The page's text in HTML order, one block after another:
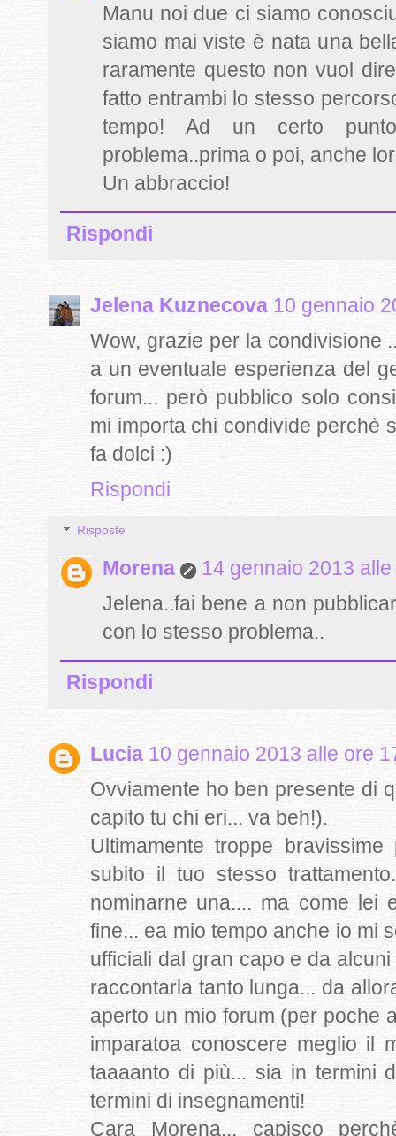
Manu noi due ci siamo
siamo mai viste è nata una
raramente questo non vuol
fatto entrambi lo stesso
tempo! Ad un certo
problema..prima o poi, anche
Un abbraccio!
Rispondi
Jelena Kuznecova 10 gennaio
Wow, grazie per la condivisione
a un eventuale esperienza del
forum... però pubblico solo
mi importa chi condivide perchè
fa dolci :)
Rispondi
Risposte
Morena
14 gennaio 2013
Jelena..fai bene a non
con lo stesso problema..
Rispondi
Lucia 10 gennaio 2013 alle ore
Ovviamente ho ben presente di
capito tu chi eri... va beh!).
Ultimamente troppe
subito il tuo stesso
nominarne una.... ma come lei
fine... ea mio tempo anche io mi
ufficiali dal gran capo e da
raccontarla tanto lunga... da
aperto un mio forum (per poche
imparatoa conoscere meglio il
taaaanto di più... sia in termini
termini di insegnamenti!
Cara Morena... capisco